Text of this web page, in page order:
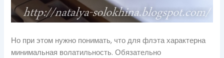
Но при этом нужно понимать, что для флэта характерна
минимальная волатильность. Обязательно